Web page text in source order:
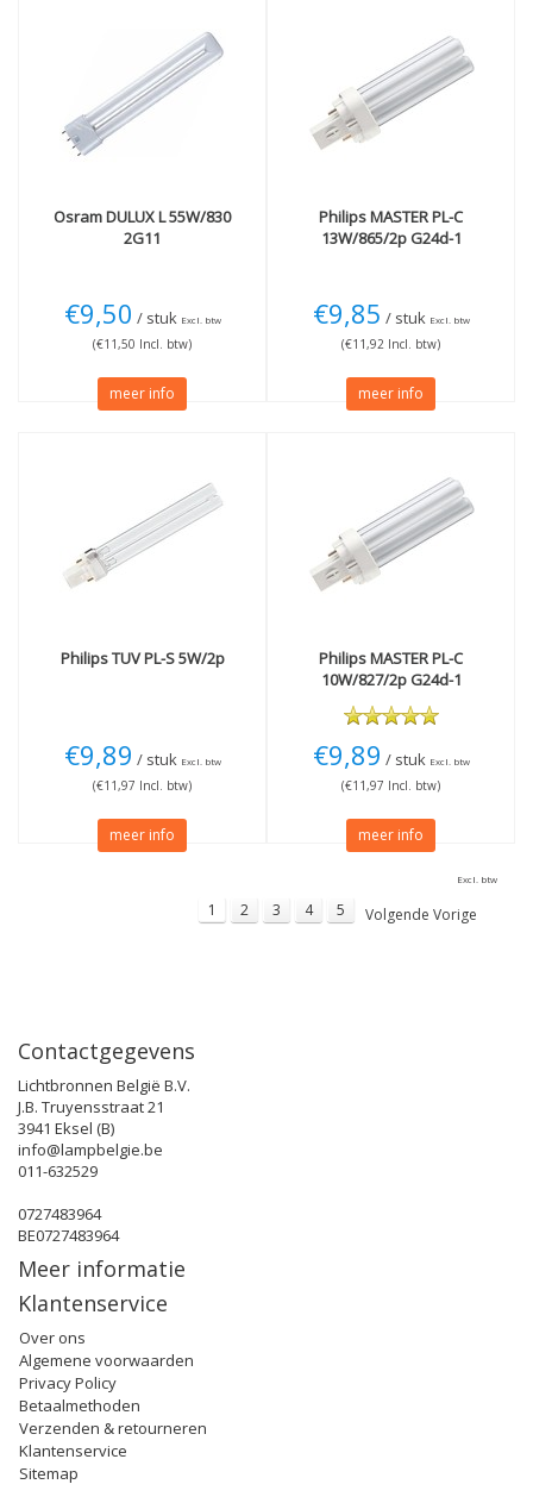
OsramDULUX L 55W/830
2G11
€9,50 / stuk Excl. btw
(€11,50 Incl. btw)
meer info
PhilipsMASTER PL-C
13W/865/2p G24d-1
€9,85 / stuk Excl. btw
(€11,92 Incl. btw)
meer info
PhilipsTUV PL-S 5W/2p
€9,89 / stuk Excl. btw
(€11,97 Incl. btw)
meer info
PhilipsMASTER PL-C
10W/827/2p G24d-1
€9,89 / stuk Excl. btw
(€11,97 Incl. btw)
meer info
Excl. btw
1 2 3 4 5 Volgende Vorige
Contactgegevens
Lichtbronnen België B.V.
J.B. Truyensstraat 21
3941 Eksel (B)
info@lampbelgie.be
011-632529
0727483964
BE0727483964
Meer informatie
Klantenservice
Over ons
Algemene voorwaarden
Privacy Policy
Betaalmethoden
Verzenden & retourneren
Klantenservice
Sitemap